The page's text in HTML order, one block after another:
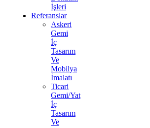
İşleri
Referanslar
Askeri
Gemi
İç
Tasarım
Ve
Mobilya
İmalatı
Ticari
Gemi/Yat
İç
Tasarım
Ve